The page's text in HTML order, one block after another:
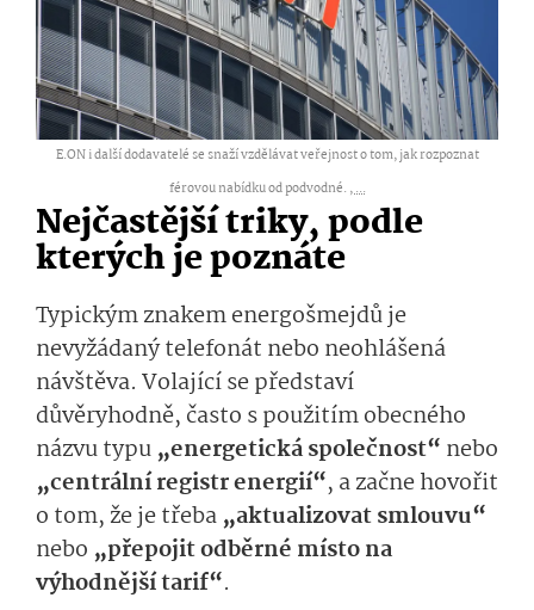
E.ON i další dodavatelé se snaží vzdělávat veřejnost o tom, jak rozpoznat
férovou nabídku od podvodné. ,...
Nejčastější triky, podle
kterých je poznáte
Typickým znakem energošmejdů je
nevyžádaný telefonát nebo neohlášená
návštěva. Volající se představí
důvěryhodně, často s použitím obecného
názvu typu„energetická společnost“ nebo
„centrální registr energií“, a začne hovořit
o tom, že je třeba„aktualizovat smlouvu“
nebo „přepojit odběrné místo na
výhodnější tarif“.